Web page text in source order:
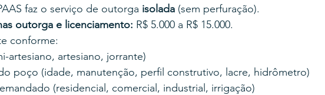
faz o serviço de outorga isolada (sem perfuração).
outorga e licenciamento: R$ 5.000 a R$ 15.000.
conforme:
artesiano, artesiano, jorrante)
poço (idade, manutenção, perfil construtivo, lacre, hidrômetro)
(residencial, comercial, industrial, irrigação)